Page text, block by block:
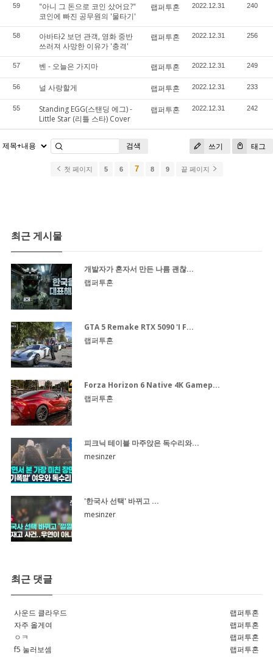
59
"아니 그 돈으로 코인 샀어요?"
코인에 빠진 공무원의 '물타기'
랩퍼투혼 2022.12.31 240
58
아바타2 보던 관객, 영화 중반
쓰러져 사망한 이유가 '충격'
랩퍼투혼 2022.12.31 256
57 벤 - 오늘은 가지마 랩퍼투혼 2022.12.31 249
56 널 사랑할게 랩퍼투혼 2022.12.31 233
55
Standing EGG(스탠딩 에그) -
Little Star (리틀 스타) Cover
랩퍼투혼 2022.12.31 242
쓰기 태그
검색
첫 페이지 5 6 7 8 9 끝 페이지
최근 게시물
개발자가 혼자서 만든 나름 괜찮...
랩퍼투혼
GTA 5 Remake RTX 5090 'I F...
랩퍼투혼
Forza Horizon 6 Native 4K Gamep...
랩퍼투혼
피크닉 테이블 마주앉은 독수리와...
mesinzer
'한국사 선택' 바뀌고 ...
mesinzer
최근 댓글
사운드 클라우드
랩퍼투혼
자주 올게여
랩퍼투혼
ㅇㅋ
랩퍼투혼
f5 눌러보셈
랩퍼투혼